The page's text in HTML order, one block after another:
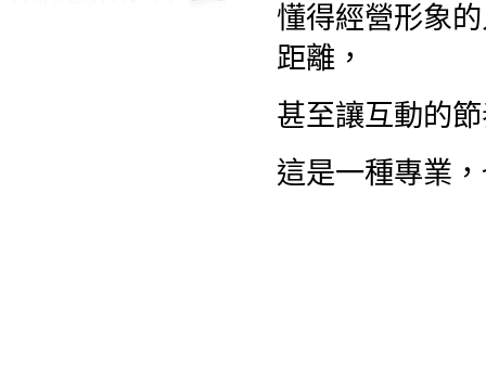
懂得經營形象
距離，
甚至讓互動的
這是一種專業